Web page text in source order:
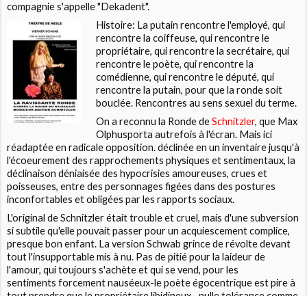
compagnie s'appelle"Dekadent".
Histoire: La putain rencontre l'employé, qui
rencontre la coiffeuse, qui rencontre le
propriétaire, qui rencontre la secrétaire, qui
rencontre le poète, qui rencontre la
comédienne, qui rencontre le député, qui
rencontre la putain, pour que la ronde soit
bouclée. Rencontres au sens sexuel du terme.
On a reconnu la RondedeSchnitzler, que Max
Olphusporta autrefois à l'écran. Mais ici
réadaptée en radicale opposition. déclinée en un inventaire jusqu'à
l'écoeurement des rapprochements physiques et sentimentaux, la
déclinaison déniaisée des hypocrisies amoureuses, crues et
poisseuses, entre des personnages figées dans des postures
inconfortables et obligées par les rapports sociaux.
L'original deSchnitzlerétait trouble et cruel, mais d'une subversion
si subtile qu'elle pouvait passer pour un acquiescement complice,
presque bon enfant. La versionSchwab grince de révolte devant
tout l'insupportable mis à nu. Pas de pitié pour la laideur de
l'amour, qui toujours s'achète et qui se vend, pour les
sentiments forcement nauséeux-le poète égocentrique est pire à